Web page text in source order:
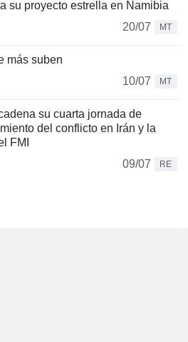
su proyecto estrella en Namibia
20/07
MT
más suben
10/07
MT
su cuarta jornada de
del conflicto en Irán y la
FMI
09/07
RE